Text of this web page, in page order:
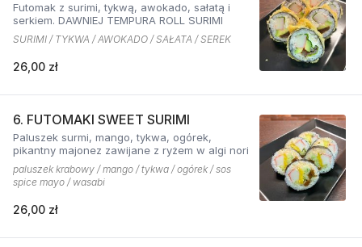
Futomak z surimi, tykwą, awokado, sałatą i
serkiem. DAWNIEJ TEMPURA ROLL SURIMI
SURIMI / TYKWA / AWOKADO / SAŁATA / SEREK
26,00 zł
6. FUTOMAKI SWEET SURIMI
Paluszek surmi, mango, tykwa, ogórek,
pikantny majonez zawijane z ryżem w algi nori
paluszek krabowy / mango / tykwa / ogórek / sos
spice mayo / wasabi
26,00 zł